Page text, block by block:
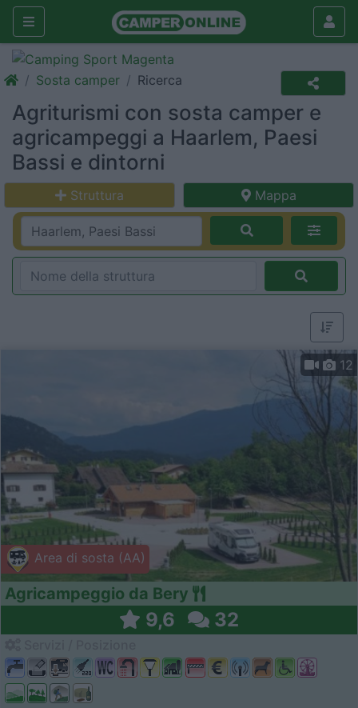
Sosta camper Ricerca
Agriturismi con sosta camper e
agricampeggi a Haarlem, Paesi
Bassi e dintorni
Struttura Mappa
Area di sosta (AA)
12
Agricampeggio da Bery
9,6 32